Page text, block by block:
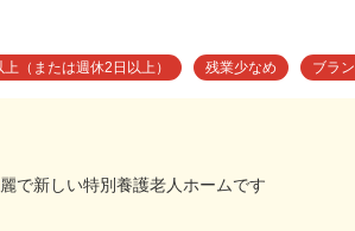
（または週休2日以上） 残業少なめ ブラ
で新しい特別養護老人ホームです